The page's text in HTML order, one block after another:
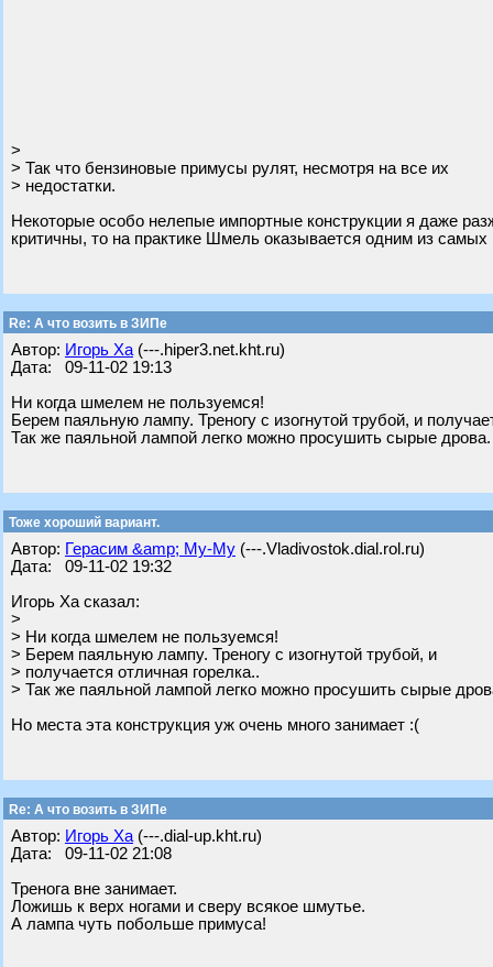
>
> Так что бензиновые примусы рулят, несмотря на все их
> недостатки.
Некоторые особо нелепые импортные конструкции я даже
критичны, то на практике Шмель оказывается одним из
Re: А что возить в ЗИПе
Автор: Игорь Ха (---.hiper3.net.kht.ru)
Дата: 09-11-02 19:13
Ни когда шмелем не пользуемся!
Берем паяльную лампу. Треногу с изогнутой трубой, и
Так же паяльной лампой легко можно просушить сырые дрова.
Тоже хороший вариант.
Автор: Герасим &amp; Му-Му (---.Vladivostok.dial.rol.ru)
Дата: 09-11-02 19:32
Игорь Ха сказал:
>
> Ни когда шмелем не пользуемся!
> Берем паяльную лампу. Треногу с изогнутой трубой, и
> получается отличная горелка..
> Так же паяльной лампой легко можно просушить сырые
Но места эта конструкция уж очень много занимает :(
Re: А что возить в ЗИПе
Автор: Игорь Ха (---.dial-up.kht.ru)
Дата: 09-11-02 21:08
Тренога вне занимает.
Ложишь к верх ногами и сверу всякое шмутье.
А лампа чуть побольше примуса!